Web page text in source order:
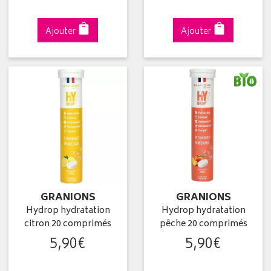
Ajouter Ajouter
GRANIONS
Hydrop hydratation
citron 20 comprimés
5,90€
GRANIONS
Hydrop hydratation
pêche 20 comprimés
5,90€